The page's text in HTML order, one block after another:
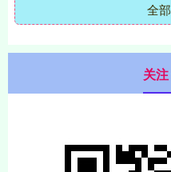
全
关